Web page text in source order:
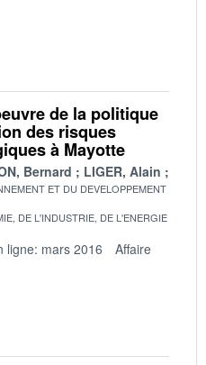
de la politique
des risques
à Mayotte
Bernard LIGER, Alain
ET DU DEVELOPPEMENT
DE L'INDUSTRIE, DE L'ENERGIE
ligne: mars 2016
Affaire